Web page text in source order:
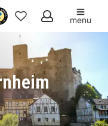
Meine
Favoriten
menu